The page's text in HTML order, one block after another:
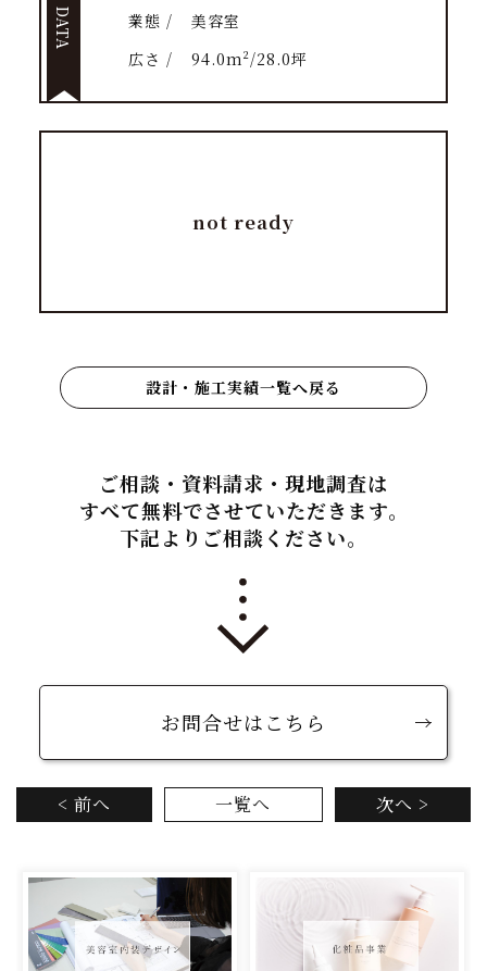
業態 /
美容室
広さ /
94.0m²/28.0坪
not ready
設計・施工実績一覧へ戻る
ご相談・資料請求・現地調査は
すべて無料でさせていただきます。
下記よりご相談ください。
お問合せはこちら
< 前へ 一覧へ 次へ >